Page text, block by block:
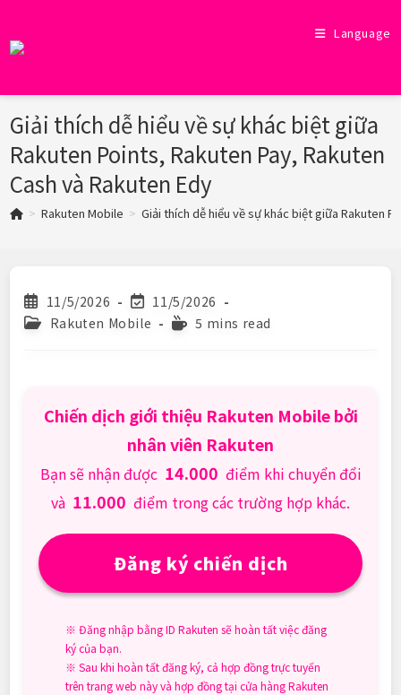
content
Language
Giải thích dễ hiểu về sự khác biệt giữa
Rakuten Points, Rakuten Pay, Rakuten
Cash và Rakuten Edy
> Rakuten Mobile > Giải thích dễ hiểu về sự khác biệt giữa Rakuten
Post
published:
11/5/2026
Post
last
modified:
11/5/2026
PostRakuten Mobile
Reading
5 mins read
Chiến dịch giới thiệu Rakuten Mobile bởi
nhân viên Rakuten
Bạn sẽ nhận được 14.000 điểm khi chuyển đổi
và 11.000 điểm trong các trường hợp khác.
Đăng ký chiến dịch
※ Đăng nhập bằng ID Rakuten sẽ hoàn tất việc đăng
ký của bạn.
※ Sau khi hoàn tất đăng ký, cả hợp đồng trực tuyến
trên trang web này và hợp đồng tại cửa hàng Rakuten